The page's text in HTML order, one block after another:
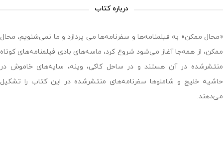
درباره کتاب
«محال ممکن» به فیلمنامه‌ها و سفرنامه‌ها می پردازد و ما نمی‌شنویم، محال
ممکن، از همه‌جا آغاز می‌شود شروع کرد، ماسه‌های بادی فیلمنامه‌های کوتاه
منتشرشده در آن هستند و در ساحل کاکی، وینه، سایه‌های خاموش در
حاشیه خلیج و شاملوها سفرنامه‌های منتشرشده در این کتاب را تشکیل
می‌دهند.